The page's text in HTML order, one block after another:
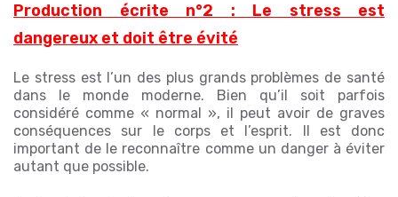
Production écrite n°2 : Le stress est
dangereux et doit être évité
Le stress est l’un des plus grands problèmes de santé
dans le monde moderne. Bien qu’il soit parfois
considéré comme « normal », il peut avoir de graves
conséquences sur le corps et l’esprit. Il est donc
important de le reconnaître comme un danger à éviter
autant que possible.